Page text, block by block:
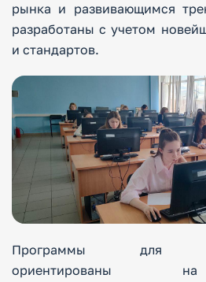
рынка и развивающимся
разработаны с учетом
и стандартов.
Программы для ИТ-
ориентированы